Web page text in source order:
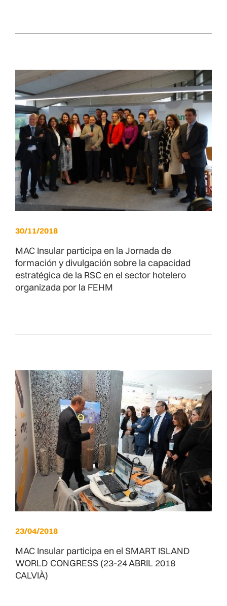
30/11/2018
MAC Insular participa en la Jornada de
formación y divulgación sobre la capacidad
estratégica de la RSC en el sector hotelero
organizada por la FEHM
23/04/2018
MAC Insular participa en el SMART ISLAND
WORLD CONGRESS (23-24 ABRIL 2018
CALVIÀ)